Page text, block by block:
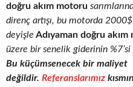
doğru akım motoru
direnç artışı, bu motorda
deyişle Adıyaman doğru
üzere bir senelik giderinin
Bu küçümsenecek bir maliyet
değildir. Referanslarımız